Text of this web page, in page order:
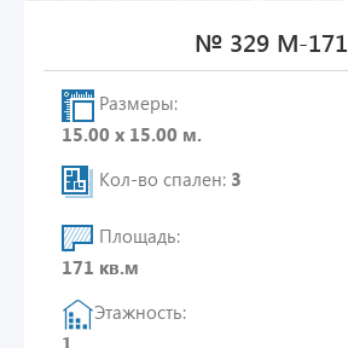
№ 329 М-171
Размеры:
15.00 х 15.00 м.
Кол-во спален: 3
Площадь:
171 кв.м
Этажность:
1